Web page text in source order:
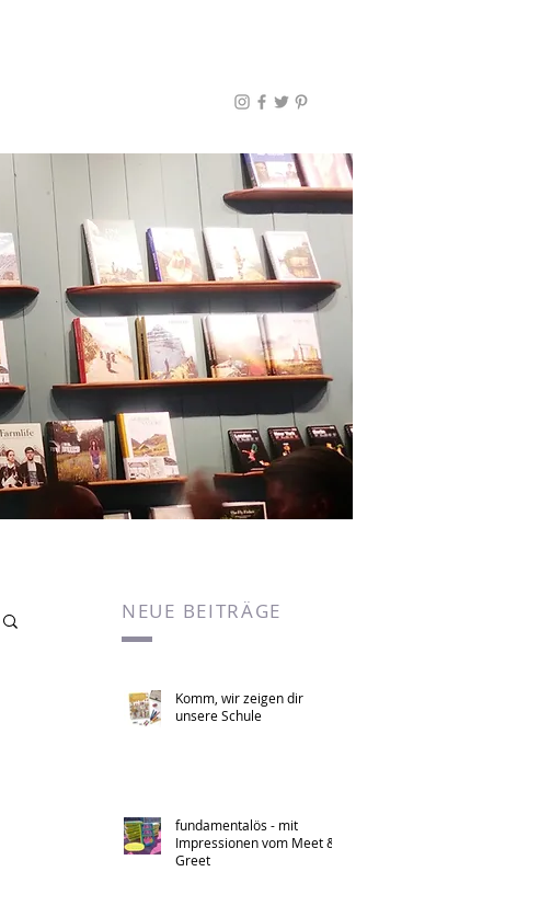
NEUE BEITRÄGE
Komm, wir zeigen dir
unsere Schule
fundamentalös - mit
Impressionen vom Meet &
Greet